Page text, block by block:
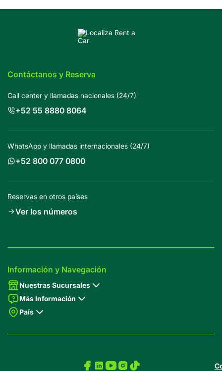
Información y Navegación
Nuestras Sucursales
Más Información
País
Contáctanos y Reserva
Call center y llamadas nacionales (24/7)
+52 55 8880 8064
WhatsApp y llamadas internacionales (24/7)
+52 800 077 0800
Reservas en otros países
Ver los números